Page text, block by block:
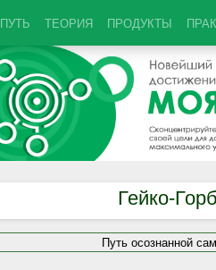
ПУТЬ ТЕОРИЯ ПРОДУКТЫ
Гейко-
Путь осознанной